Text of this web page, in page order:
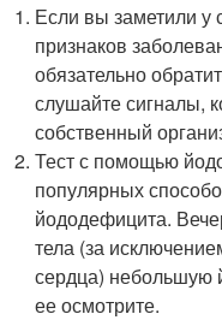
Если вы заметили у
признаков
обязательно
слушайте сигналы,
собственный
Тест с помощью
популярных
йододефицита.
тела (за
сердца) небольшую
ее осмотрите.